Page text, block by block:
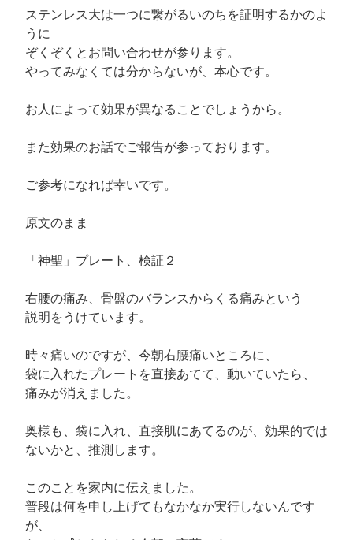
ステンレス大は一つに繋がるいのちを証明するかのよ
うに
ぞくぞくとお問い合わせが参ります。
やってみなくては分からないが、本心です。
お人によって効果が異なることでしょうから。
また効果のお話でご報告が参っております。
ご参考になれば幸いです。
原文のまま
「神聖」プレート、検証２
右腰の痛み、骨盤のバランスからくる痛みという
説明をうけています。
時々痛いのですが、今朝右腰痛いところに、
袋に入れたプレートを直接あてて、動いていたら、
痛みが消えました。
奥様も、袋に入れ、直接肌にあてるのが、効果的では
ないかと、推測します。
このことを家内に伝えました。
普段は何を申し上げてもなかなか実行しないんです
が、